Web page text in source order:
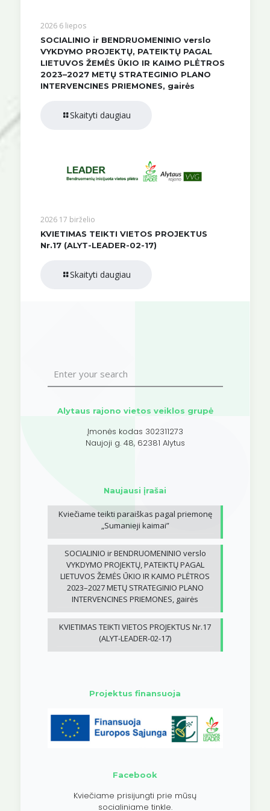
2026 6 liepos
SOCIALINIO ir BENDRUOMENINIO verslo
VYKDYMO PROJEKTŲ, PATEIKTŲ PAGAL
LIETUVOS ŽEMĖS ŪKIO IR KAIMO PLĖTROS
2023–2027 METŲ STRATEGINIO PLANO
INTERVENCINES PRIEMONES, gairės
Skaityti daugiau
2026 17 birželio
KVIETIMAS TEIKTI VIETOS PROJEKTUS
Nr.17 (ALYT-LEADER-02-17)
Skaityti daugiau
Alytaus rajono vietos veiklos grupė
Įmonės kodas 302311273
Naujoji g. 48, 62381 Alytus
Naujausi įrašai
Kviečiame teikti paraiškas pagal priemonę
„Sumanieji kaimai”
SOCIALINIO ir BENDRUOMENINIO verslo
VYKDYMO PROJEKTŲ, PATEIKTŲ PAGAL
LIETUVOS ŽEMĖS ŪKIO IR KAIMO PLĖTROS
2023–2027 METŲ STRATEGINIO PLANO
INTERVENCINES PRIEMONES, gairės
KVIETIMAS TEIKTI VIETOS PROJEKTUS Nr.17
(ALYT-LEADER-02-17)
Projektus finansuoja
Facebook
Kviečiame prisijungti prie mūsų
socialiniame tinkle.